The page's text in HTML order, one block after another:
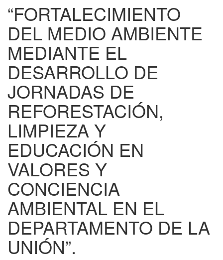
“FORTALECIMIENTO
DEL MEDIO AMBIENTE
MEDIANTE EL
DESARROLLO DE
JORNADAS DE
REFORESTACIÓN,
LIMPIEZA Y
EDUCACIÓN EN
VALORES Y
CONCIENCIA
AMBIENTAL EN EL
DEPARTAMENTO DE LA
UNIÓN”.